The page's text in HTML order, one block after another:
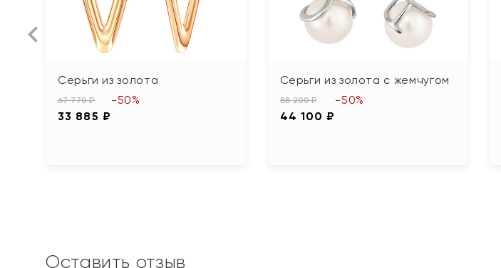
Серьги из золота
67 770 ₽
33 885 ₽
-50%
Серьги из золота с жемчугом
88 200 ₽
44 100 ₽
-50%
Оставить отзыв